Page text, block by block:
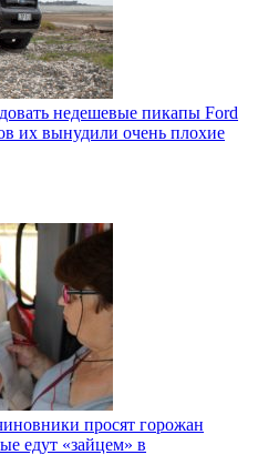
недешевые пикапы Ford
их вынудили очень плохие
просят горожан
едут «зайцем» в